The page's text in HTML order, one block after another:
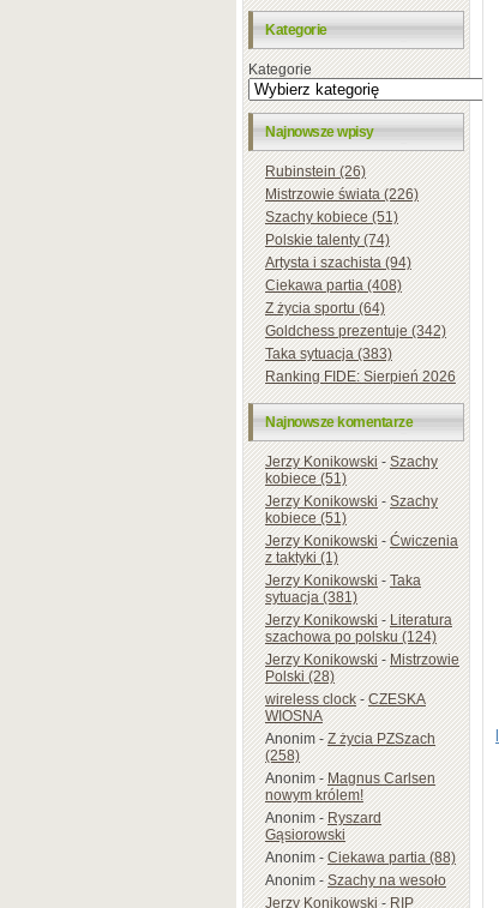
Kategorie
Kategorie
Najnowsze wpisy
Rubinstein (26)
Mistrzowie świata (226)
Szachy kobiece (51)
Polskie talenty (74)
Artysta i szachista (94)
Ciekawa partia (408)
Z życia sportu (64)
Goldchess prezentuje (342)
Taka sytuacja (383)
Ranking FIDE: Sierpień 2026
Najnowsze komentarze
Jerzy Konikowski-Szachy
kobiece (51)
Jerzy Konikowski-Szachy
kobiece (51)
Jerzy Konikowski-Ćwiczenia
z taktyki (1)
Jerzy Konikowski-Taka
sytuacja (381)
Jerzy Konikowski-Literatura
szachowa po polsku (124)
Jerzy Konikowski-Mistrzowie
Polski (28)
wireless clock-CZESKA
WIOSNA
Anonim-Z życia PZSzach
(258)
Anonim-Magnus Carlsen
nowym królem!
Anonim-Ryszard
Gąsiorowski
Anonim-Ciekawa partia (88)
Anonim-Szachy na wesoło
Jerzy Konikowski-RIP